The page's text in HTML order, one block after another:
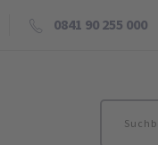
0841 90 255 000